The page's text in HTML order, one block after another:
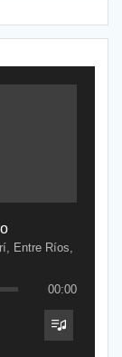
Entre Ríos,
00:00